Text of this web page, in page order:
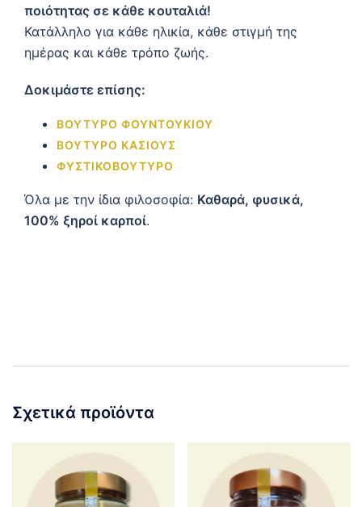
ποιότητας σε κάθε κουταλιά!
Κατάλληλο για κάθε ηλικία, κάθε στιγμή της
ημέρας και κάθε τρόπο ζωής.
Δοκιμάστε επίσης:
ΒΟΎΤΥΡΟ ΦΟΥΝΤΟΥΚΙΟΎ
ΒΟΎΤΥΡΟ ΚΆΣΙΟΥΣ
ΦΥΣΤΙΚΟΒΟΎΤΥΡΟ
Όλα με την ίδια φιλοσοφία: Καθαρά, φυσικά,
100% ξηροί καρποί.
Σχετικά προϊόντα